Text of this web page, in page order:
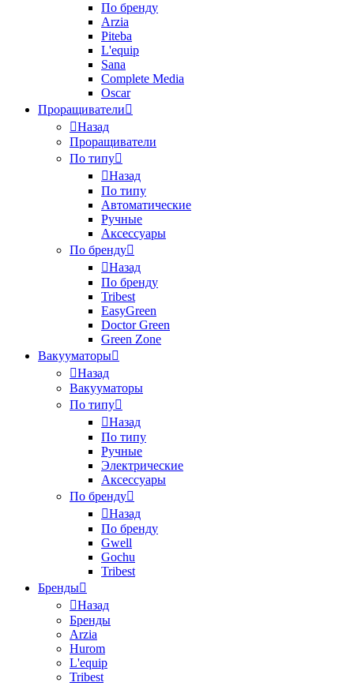
По бренду
Arzia
Piteba
L'equip
Sana
Complete Media
Oscar
Проращиватели
Назад
Проращиватели
По типу
Назад
По типу
Автоматические
Ручные
Аксессуары
По бренду
Назад
По бренду
Tribest
EasyGreen
Doctor Green
Green Zone
Вакууматоры
Назад
Вакууматоры
По типу
Назад
По типу
Ручные
Электрические
Аксессуары
По бренду
Назад
По бренду
Gwell
Gochu
Tribest
Бренды
Назад
Бренды
Arzia
Hurom
L'equip
Tribest